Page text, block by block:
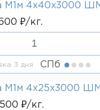
М1м 4х40х3000
₽/кг.
3 дня СПб
М1м 4х25х3000
₽/кг.